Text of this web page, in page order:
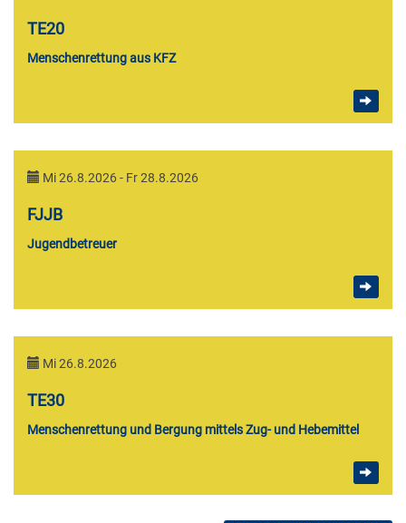
TE20
Menschenrettung aus KFZ
Mi 26.8.2026 - Fr 28.8.2026
FJJB
Jugendbetreuer
Mi 26.8.2026
TE30
Menschenrettung und Bergung mittels Zug- und Hebemittel